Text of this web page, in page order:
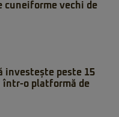
cuneiforme vechi de
investește peste 15
într-o platformă de